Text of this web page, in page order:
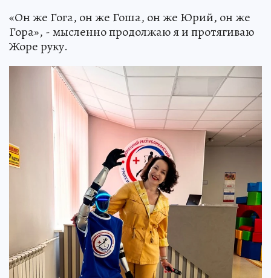
«Он же Гога, он же Гоша, он же Юрий, он же
Гора», - мысленно продолжаю я и протягиваю
Жоре руку.